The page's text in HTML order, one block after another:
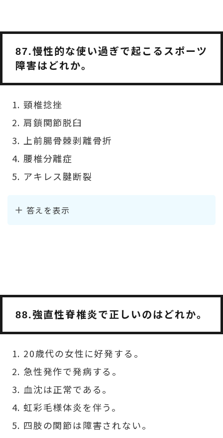
87.慢性的な使い過ぎで起こるスポーツ
障害はどれか。
頸椎捻挫
肩鎖関節脱臼
上前腸骨棘剥離骨折
腰椎分離症
アキレス腱断裂
答えを表示
88.強直性脊椎炎で正しいのはどれか。
20歳代の女性に好発する。
急性発作で発病する。
血沈は正常である。
虹彩毛様体炎を伴う。
四肢の関節は障害されない。